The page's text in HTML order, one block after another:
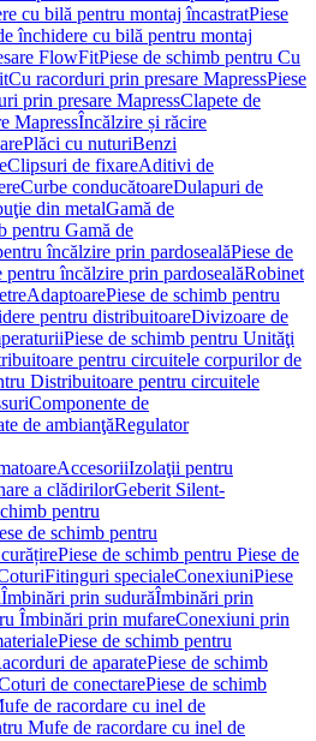
cu bilă pentru montaj încastratPiese
închidere cu bilă pentru montaj
FlowFitPiese de schimb pentru Cu
Cu racorduri prin presare MapressPiese
prin presare MapressClapete de
MapressÎncălzire și răcire
Plăci cu nuturiBenzi
Clipsuri de fixareAditivi de
Curbe conducătoareDulapuri de
din metalGamă de
pentru Gamă de
încălzire prin pardosealăPiese de
încălzire prin pardosealăRobinet
AdaptoarePiese de schimb pentru
pentru distribuitoareDivizoare de
Piese de schimb pentru Unităţi
pentru circuitele corpurilor de
Distribuitoare pentru circuitele
Componente de
de ambianţăRegulator
AccesoriiIzolaţii pentru
a clădirilorGeberit Silent-
pentru
de schimb pentru
Piese de schimb pentru Piese de
Fitinguri specialeConexiuniPiese
Îmbinări prin sudurăÎmbinări prin
Îmbinări prin mufareConexiuni prin
Piese de schimb pentru
de aparatePiese de schimb
de conectarePiese de schimb
de racordare cu inel de
Mufe de racordare cu inel de